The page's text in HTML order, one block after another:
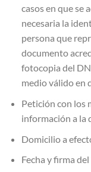
casos en que se
necesaria la
persona que
documento
fotocopia del
medio válido en
Petición con los
información a la
Domicilio a
Fecha y firma